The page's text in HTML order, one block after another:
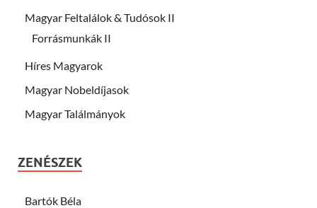
Magyar Feltalálok & Tudósok II
Forrásmunkák II
Híres Magyarok
Magyar Nobeldíjasok
Magyar Találmányok
ZENÉSZEK
Bartók Béla